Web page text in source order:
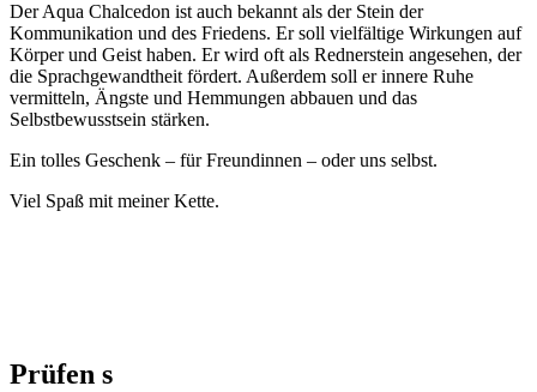
Der Aqua Chalcedon ist auch bekannt als der Stein der
Kommunikation und des Friedens. Er soll vielfältige Wirkungen auf
Körper und Geist haben. Er wird oft als Rednerstein angesehen, der
die Sprachgewandtheit fördert. Außerdem soll er innere Ruhe
vermitteln, Ängste und Hemmungen abbauen und das
Selbstbewusstsein stärken.
Ein tolles Geschenk – für Freundinnen – oder uns selbst.
Viel Spaß mit meiner Kette.
Prüfen s